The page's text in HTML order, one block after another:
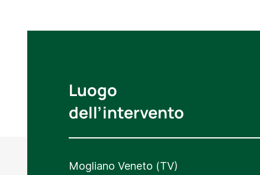
Luogo
dell’intervento
Mogliano Veneto (TV)